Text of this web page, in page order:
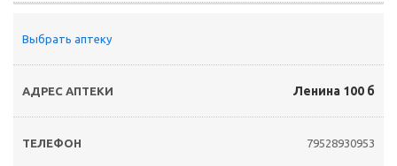
Выбрать аптеку
Ленина 100 б
79528930953